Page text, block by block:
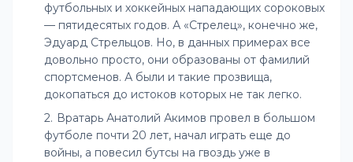
футбольных и хоккейных нападающих сороковых
— пятидесятых годов. А «Стрелец», конечно же,
Эдуард Стрельцов. Но, в данных примерах все
довольно просто, они образованы от фамилий
спортсменов. А были и такие прозвища,
докопаться до истоков которых не так легко.
Вратарь Анатолий Акимов провел в большом
футболе почти 20 лет, начал играть еще до
войны, а повесил бутсы на гвоздь уже в